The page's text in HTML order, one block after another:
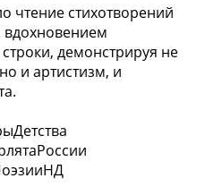
чтение стихотворений
вдохновением
демонстрируя не
и артистизм, и